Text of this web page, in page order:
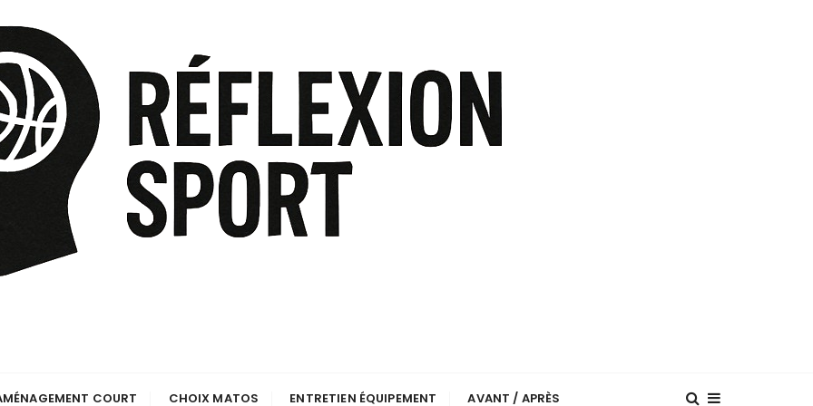
COURT CHOIX MATOS ENTRETIEN ÉQUIPEMENT AVANT / APRÈS